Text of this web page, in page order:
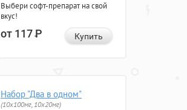
Выбери софт-препарат на свой
вкус!
от 117Р Купить
Набор "Два в одном"
(10x100мг, 10x20мг)